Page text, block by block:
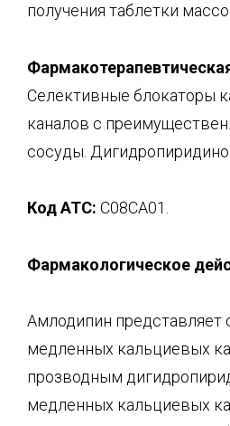
получения таблетки
Селективные блокаторы
каналов с
сосуды.
Код АТС: С08СА01.
Фармакологическое
Амлодипин представляет
медленных кальциевых
прозводным
медленных кальциевых